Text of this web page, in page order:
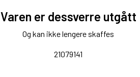
Varen er dessverre utgått
Og kan ikke lengere skaffes
21079141